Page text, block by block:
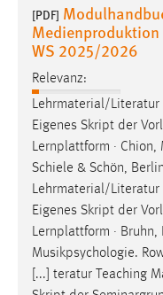
[PDF]
WS 2025/2026
Relevanz:
Lehrmaterial/Literatur
Eigenes Skript der
Lernplattform ·
Schiele & Schön,
Lehrmaterial/Literatur
Eigenes Skript der
Lernplattform ·
Musikpsychologie.
[...] teratur Teaching
Facebook Pixel
Name:
_fbp
Anbieter:
Facebook
Zweck:
Cookie Laufzeit:
3 Monate